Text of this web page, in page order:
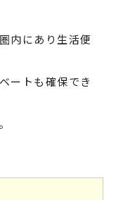
内にあり生活便
ートも確保でき